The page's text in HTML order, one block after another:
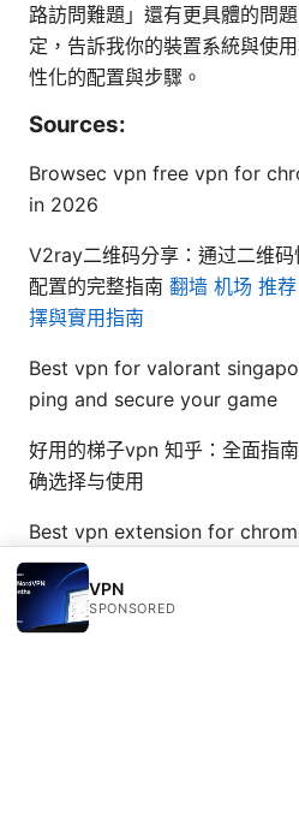
路訪問難題」還有更具體的問
定，告訴我你的裝置系統與使
性化的配置與步驟。
Sources:
Browsec vpn free vpn for
in 2026
V2ray二维码分享：通过二维
配置的完整指南 翻墙 机场 推
擇與實用指南
Best vpn for valorant
ping and secure your game
好用的梯子vpn 知乎：全面指
确选择与使用
Best vpn extension for
VPN
SPONSORED